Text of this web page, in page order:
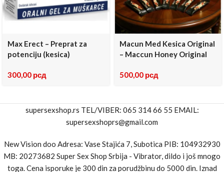
Max Erect – Preprat za
potenciju (kesica)
300,00 рсд
Macun Med Kesica Original
– Maccun Honey Original
500,00 рсд
supersexshop.rs TEL/VIBER: 065 314 66 55 EMAIL:
supersexshoprs@gmail.com
New Vision doo Adresa: Vase Stajića 7, Subotica PIB: 104932930
MB: 20273682 Super Sex Shop Srbija - Vibrator, dildo i još mnogo
toga. Cena isporuke je 300 din za porudžbinu do 5000 din. Iznad